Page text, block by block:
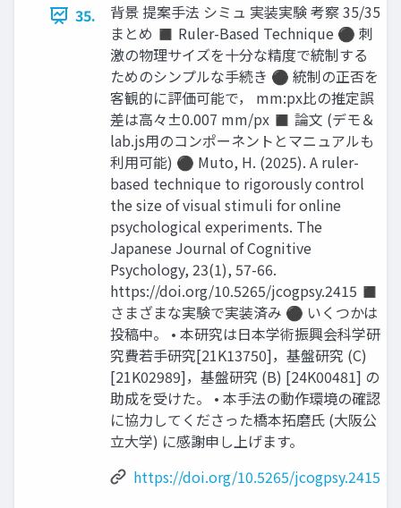
35.
背景 提案手法 シミュ 実装実験 考察 35/35
まとめ ◼ Ruler-Based Technique ⚫ 刺
激の物理サイズを十分な精度で統制する
ためのシンプルな手続き ⚫ 統制の正否を
客観的に評価可能で， mm:px比の推定誤
差は高々±0.007 mm/px ◼ 論文 (デモ＆
lab.js用のコンポーネントとマニュアルも
利用可能) ⚫ Muto, H. (2025). A ruler-
based technique to rigorously control
the size of visual stimuli for online
psychological experiments. The
Japanese Journal of Cognitive
Psychology, 23(1), 57-66.
https://doi.org/10.5265/jcogpsy.2415 ◼
さまざまな実験で実装済み ⚫ いくつかは
投稿中。 • 本研究は日本学術振興会科学研
究費若手研究[21K13750]，基盤研究 (C)
[21K02989]，基盤研究 (B) [24K00481] の
助成を受けた。 • 本手法の動作環境の確認
に協力してくださった橋本拓磨氏 (大阪公
立大学) に感謝申し上げます。
https://doi.org/10.5265/jcogpsy.2415